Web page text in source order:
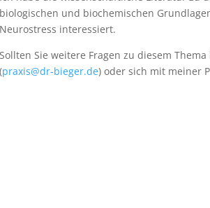
biologischen und biochemischen
Neurostress interessiert.
Sollten Sie weitere Fragen zu diesem
(praxis@dr-bieger.de) oder sich mit meiner